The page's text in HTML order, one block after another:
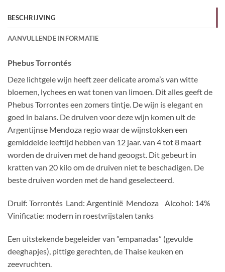
BESCHRIJVING
AANVULLENDE INFORMATIE
Phebus Torrontés
Deze lichtgele wijn heeft zeer delicate aroma’s van witte
bloemen, lychees en wat tonen van limoen. Dit alles geeft de
Phebus Torrontes een zomers tintje. De wijn is elegant en
goed in balans. De druiven voor deze wijn komen uit de
Argentijnse Mendoza regio waar de wijnstokken een
gemiddelde leeftijd hebben van 12 jaar. van 4 tot 8 maart
worden de druiven met de hand geoogst. Dit gebeurt in
kratten van 20 kilo om de druiven niet te beschadigen. De
beste druiven worden met de hand geselecteerd.
Druif: Torrontés Land: Argentinië Mendoza Alcohol: 14%
Vinificatie: modern in roestvrijstalen tanks
Een uitstekende begeleider van ”empanadas” (gevulde
deeghapjes), pittige gerechten, de Thaise keuken en
zeevruchten.